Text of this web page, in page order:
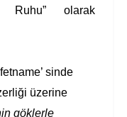
Ruhu” olarak
sinde
üzerine
göklerle